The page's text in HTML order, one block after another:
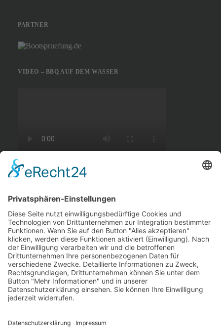
PARTNER
VIDEO – BBQ AUF DEM WASSER
BADEAUSFLUG ZUM MÜGGELSEE